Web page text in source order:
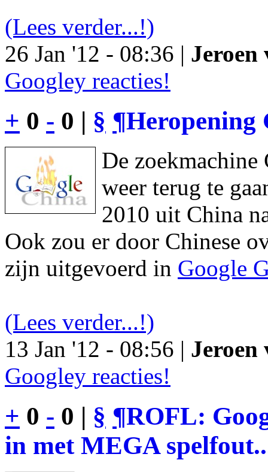
(Lees verder...!)
26 Jan '12 - 08:36 | Jeroen
Googley reacties!
+ 0 - 0 | § ¶Heropening
De
weer terug te
2010 uit China
Ook zou er door Chinese
zijn uitgevoerd in Google
(Lees verder...!)
13 Jan '12 - 08:56 | Jeroen
Googley reacties!
+ 0 - 0 | § ¶ROFL:
in met MEGA